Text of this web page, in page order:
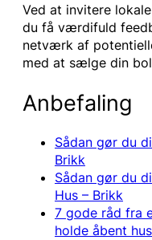
Ved at invitere
du få værdifuld
netværk af
med at sælge din
Anbefaling
Sådan gør du
Brikk
Sådan gør du
Hus – Brikk
7 gode råd fra
holde åbent